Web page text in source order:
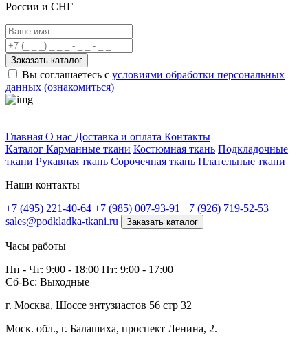
России и СНГ
Заказать каталог
Вы соглашаетесь с условиями обработки персональных
данных (ознакомиться)
Главная О нас Доставка и оплата Контакты
Каталог Карманные ткани Костюмная ткань Подкладочные
ткани Рукавная ткань Сорочечная ткань Плательные ткани
Наши контакты
+7 (495) 221-40-64 +7 (985) 007-93-91 +7 (926) 719-52-53
sales@podkladka-tkani.ru
Заказать каталог
Часы работы
Пн - Чт: 9:00 - 18:00 Пт: 9:00 - 17:00
Сб-Вс: Выходные
г. Москва, Шоссе энтузиастов 56 стр 32
Моск. обл., г. Балашиха, проспект Ленина, 2.